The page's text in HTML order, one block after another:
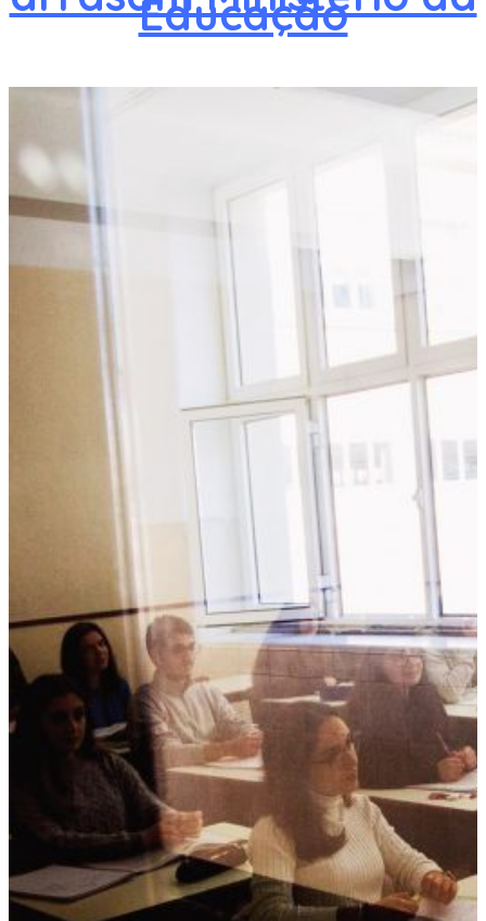
Educação